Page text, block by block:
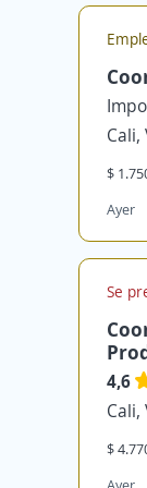
Cali,
$
Ayer
Se
4,6
Cali,
$